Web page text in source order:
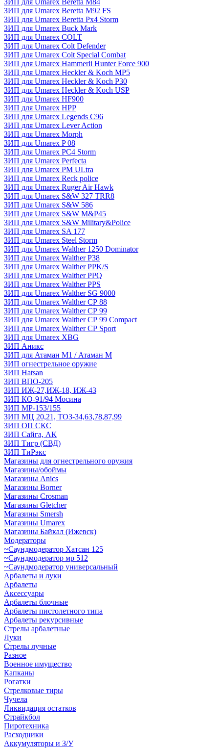
ЗИП для Umarex Beretta M84
ЗИП для Umarex Beretta M92 FS
ЗИП для Umarex Beretta Px4 Storm
ЗИП для Umarex Buck Mark
ЗИП для Umarex COLT
ЗИП для Umarex Colt Defender
ЗИП для Umarex Colt Special Combat
ЗИП для Umarex Hammerli Hunter Force 900
ЗИП для Umarex Heckler & Koch MP5
ЗИП для Umarex Heckler & Koch P30
ЗИП для Umarex Heckler & Koch USP
ЗИП для Umarex HF900
ЗИП для Umarex HPP
ЗИП для Umarex Legends C96
ЗИП для Umarex Lever Action
ЗИП для Umarex Morph
ЗИП для Umarex P 08
ЗИП для Umarex PC4 Storm
ЗИП для Umarex Perfecta
ЗИП для Umarex PM ULtra
ЗИП для Umarex Reck police
ЗИП для Umarex Ruger Air Hawk
ЗИП для Umarex S&W 327 TRR8
ЗИП для Umarex S&W 586
ЗИП для Umarex S&W M&P45
ЗИП для Umarex S&W Military&Police
ЗИП для Umarex SA 177
ЗИП для Umarex Steel Storm
ЗИП для Umarex Walther 1250 Dominator
ЗИП для Umarex Walther P38
ЗИП для Umarex Walther PPK/S
ЗИП для Umarex Walther PPQ
ЗИП для Umarex Walther PPS
ЗИП для Umarex Walther SG 9000
ЗИП для Umarex Walther СР 88
ЗИП для Umarex Walther СР 99
ЗИП для Umarex Walther СР 99 Compact
ЗИП для Umarex Walther СР Sport
ЗИП для Umarex XBG
ЗИП Аникс
ЗИП для Атаман М1 / Атаман М
ЗИП огнестрельное оружие
ЗИП Hatsan
ЗИП ВПО-205
ЗИП ИЖ-27,ИЖ-18, ИЖ-43
ЗИП КО-91/94 Мосина
ЗИП МР-153/155
ЗИП МЦ 20,21, ТОЗ-34,63,78,87,99
ЗИП ОП СКС
ЗИП Сайга, АК
ЗИП Тигр (СВД)
ЗИП ТиРэкс
Магазины для огнестрельного оружия
Магазины/обоймы
Магазины Anics
Магазины Borner
Магазины Crosman
Магазины Gletcher
Магазины Smersh
Магазины Umarex
Магазины Байкал (Ижевск)
Модераторы
~Cаундмодератор Хатсан 125
~Саундмодератор мр 512
~Саундмодератор универсальный
Арбалеты и луки
Арбалеты
Аксессуары
Арбалеты блочные
Арбалеты пистолетного типа
Арбалеты рекурсивные
Стрелы арбалетные
Луки
Стрелы лучные
Разное
Военное имущество
Капканы
Рогатки
Стрелковые тиры
Чучела
Ликвидация остатков
Страйкбол
Пиротехника
Расходники
Аккумуляторы и З/У